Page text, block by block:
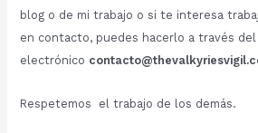
blog o de mi trabajo o si te interesa
en contacto, puedes hacerlo a través
electrónico
Respetemos el trabajo de los demás.